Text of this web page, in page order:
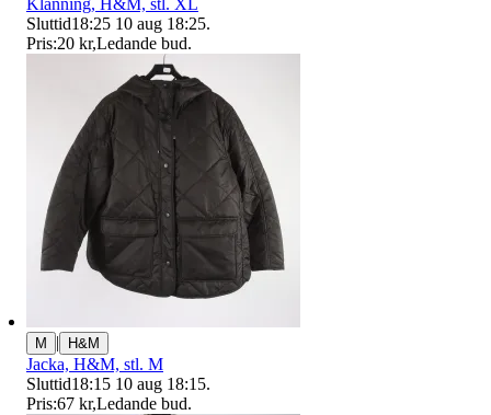
Klänning, H&M, stl. XL
Sluttid18:25 10 aug 18:25.
Pris:20 kr,Ledande bud.
M | H&M
Jacka, H&M, stl. M
Sluttid18:15 10 aug 18:15.
Pris:67 kr,Ledande bud.